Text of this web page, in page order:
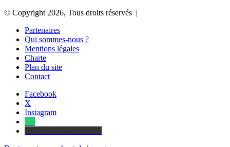
© Copyright 2026, Tous droits réservés |
Partenaires
Qui sommes-nous ?
Mentions légales
Charte
Plan du site
Contact
Facebook
X
Instagram